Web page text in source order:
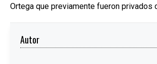
Ortega que previamente fueron privados
Autor